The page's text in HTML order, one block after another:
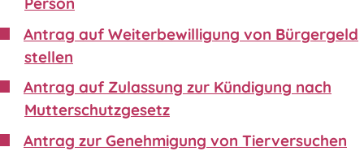
Antrag auf Weiterbewilligung von Bürgergeld
stellen
Antrag auf Zulassung zur Kündigung nach
Mutterschutzgesetz
Antrag zur Genehmigung von Tierversuchen